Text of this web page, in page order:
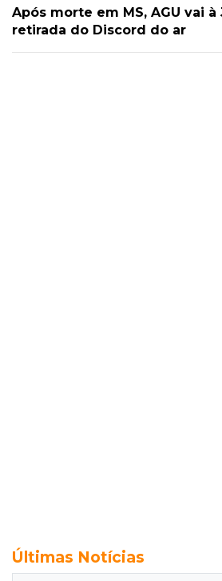
Após morte em MS, AGU vai à
retirada do Discord do ar
Últimas Notícias